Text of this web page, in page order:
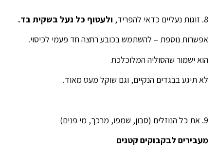
8. זוגות נעליים כדאי להפריד,
ולעטוף כל נעל בשקית בד.
אפשרות נוספת – להשתמש בכובע רחצה חד פעמי לכיסוי.
הוא ישמור שהסוליה המלוכלכת
לא תיגע בבגדים הנקיים, וגם שוקל מעט מאוד.
9. את כל הנוזלים (סבון, שמפו, מרכך, מי פנים)
מעבירים לבקבוקים קטנים